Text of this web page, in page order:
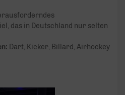
das in Deutschland nur selten
Dart, Kicker, Billard, Airhockey